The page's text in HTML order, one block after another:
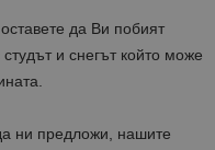
да Ви побият
и снегът който може
ни предложи, нашите